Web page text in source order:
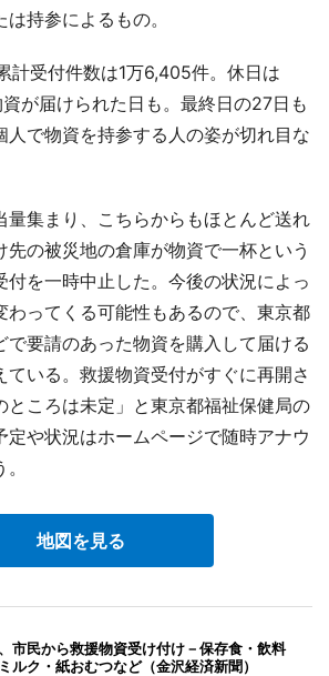
持参によるもの。
計受付件数は1万6,405件。休日は
が届けられた日も。最終日の27日も
人で物資を持参する人の姿が切れ目な
集まり、こちらからもほとんど送れ
先の被災地の倉庫が物資で一杯という
付を一時中止した。今後の状況によっ
わってくる可能性もあるので、東京都
で要請のあった物資を購入して届ける
ている。救援物資受付がすぐに再開さ
ところは未定」と東京都福祉保健局の
定や状況はホームページで随時アナウ
地図を見る
市民から救援物資受け付け－保存食・飲料
ルク・紙おむつなど（金沢経済新聞）